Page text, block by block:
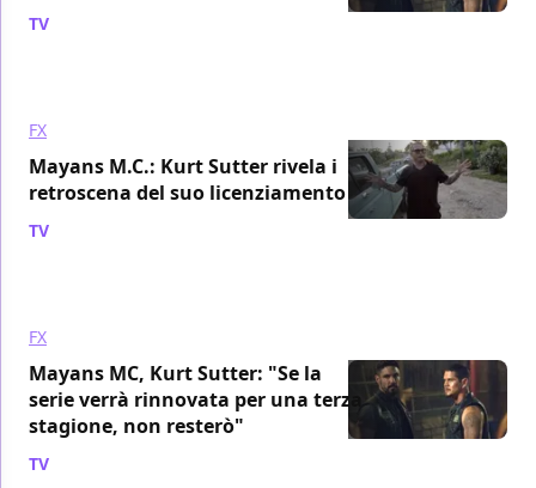
TV
FX
Mayans M.C.: Kurt Sutter rivela i
retroscena del suo licenziamento
TV
FX
Mayans MC, Kurt Sutter: "Se la
serie verrà rinnovata per una terza
stagione, non resterò"
TV